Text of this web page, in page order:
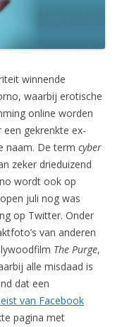
winnende
waarbij erotische
online worden
een gekrenkte ex-
naam. De term cyber
zeker drieduizend
wordt ook op
juli nog was
op Twitter. Onder
van anderen
The Purge,
alle misdaad is
dat een
van Facebook
pagina met